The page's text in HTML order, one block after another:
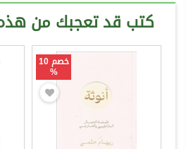
كتب قد تعجبك من
خصم 10
%